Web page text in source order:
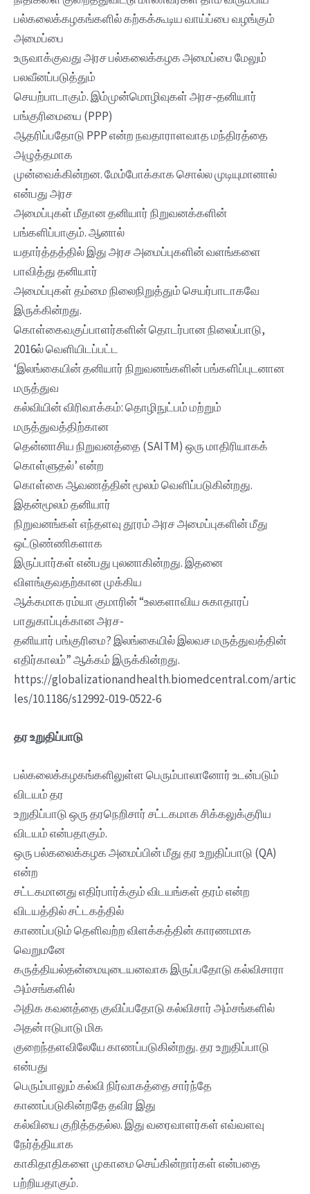
பல்கலைக்கழகங்களில் கற்கக்கூடிய வாய்ப்பை வழங்கும்
அமைப்பை
உருவாக்குவது அரச பல்கலைக்கழக அமைப்பை மேலும்
பலவீனப்படுத்தும்
செயற்பாடாகும். இம்முன்மொழிவுகள் அரச-தனியார்
பங்குரிமையை (PPP)
ஆதரிப்பதோடு PPP என்ற நவதாராளவாத மந்திரத்தை
அழுத்தமாக
முன்வைக்கின்றன. மேம்போக்காக சொல்ல முடியுமானால்
என்பது அரச
அமைப்புகள் மீதான தனியார் நிறுவனக்களின்
பங்களிப்பாகும். ஆனால்
யதார்த்தத்தில் இது அரச அமைப்புகளின் வளங்களை
பாவித்து தனியார்
அமைப்புகள் தம்மை நிலைநிறுத்தும் செயர்பாடாகவே
இருக்கின்றது.
கொள்கைவகுப்பாளர்களின் தொடர்பான நிலைப்பாடு,
2016ல் வெளியிடப்பட்ட‌
‘இலங்கையின் தனியார் நிறுவனங்களின் பங்களிப்புடனான
மருத்துவ
கல்வியின் விரிவாக்கம்: தொழிநுட்பம் மற்றும்
மருத்துவத்திற்கான
தென்னாசிய நிறுவனத்தை (SAITM) ஒரு மாதிரியாகக்
கொள்ளுதல்’ என்ற
கொள்கை ஆவணத்தின் மூலம் வெளிப்படுகின்றது.
இதன்மூலம் தனியார்
நிறுவனங்கள் எந்தளவு தூரம் அரச அமைப்புகளின் மீது
ஒட்டுண்ணிகளாக
இருப்பார்கள் என்பது புலனாகின்றது. இதனை
விளங்குவதற்கான முக்கிய
ஆக்கமாக ரம்யா குமாரின் “உலகளாவிய சுகாதாரப்
பாதுகாப்புக்கான அரச-
தனியார் பங்குரிமை? இலங்கையில் இலவச மருத்துவத்தின்
எதிர்காலம்” ஆக்கம் இருக்கின்றது.
https://globalizationandhealth.biomedcentral.com/artic
les/10.1186/s12992-019-0522-6
தர உறுதிப்பாடு
பல்கலைக்கழகங்களிலுள்ள பெரும்பாலானோர் உடன்படும்
விடயம் தர
உறுதிப்பாடு ஒரு தரநெறிசார் சட்டகமாக சிக்கலுக்குரிய
விடயம் என்பதாகும்.
ஒரு பல்கலைக்கழக அமைப்பின் மீது தர உறுதிப்பாடு (QA)
என்ற
சட்டகமானது எதிர்பார்க்கும் விடயங்கள் தரம் என்ற
விடயத்தில் சட்டகத்தில்
காணப்படும் தெளிவற்ற விளக்கத்தின் காரணமாக‌
வெறுமனே
கருத்தியல்தன்மையுடையனவாக இருப்பதோடு கல்விசாரா
அம்சங்களில்
அதிக கவனத்தை குவிப்பதோடு கல்விசார் அம்சங்களில்
அதன் ஈடுபாடு மிக
குறைந்தளவிலேயே காணப்படுகின்றது. தர உறுதிப்பாடு
என்பது
பெரும்பாலும் கல்வி நிர்வாகத்தை சார்ந்தே
காணப்படுகின்றதே தவிர இது
கல்வியை குறித்ததல்ல. இது வரைவாளர்கள் எவ்வளவு
நேர்த்தியாக
காகிதாதிகளை முகாமை செய்கின்றார்கள் என்பதை
பற்றியதாகும்.